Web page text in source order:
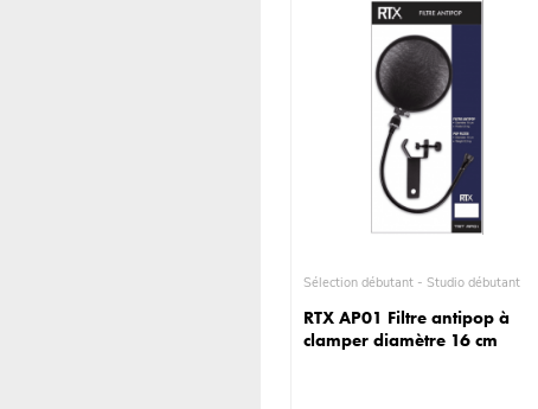
Sélection débutant - Studio débutant
RTX AP01 Filtre antipop à
clamper diamètre 16 cm